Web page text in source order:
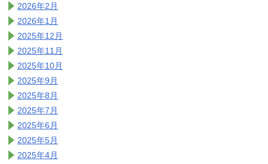
2026年2月
2026年1月
2025年12月
2025年11月
2025年10月
2025年9月
2025年8月
2025年7月
2025年6月
2025年5月
2025年4月